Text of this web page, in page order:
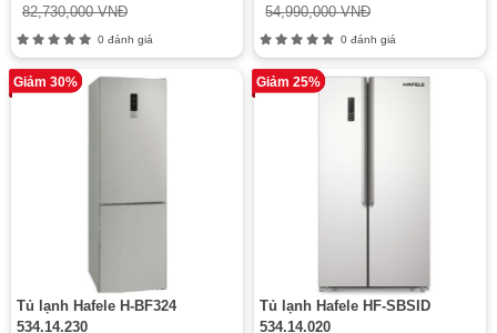
82,730,000 VNĐ
0 đánh giá
54,990,000 VNĐ
0 đánh giá
Giảm 30%
Tủ lạnh Hafele H-BF324
534.14.230
Giảm 25%
Tủ lạnh Hafele HF-SBSID
534.14.020